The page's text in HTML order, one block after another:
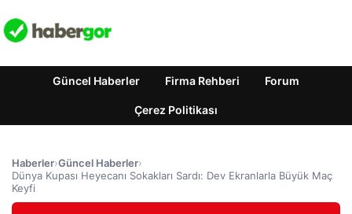
Güncel Haberler Firma Rehberi Forum
Çerez Politikası
Haberler›Güncel Haberler›
Dünya Kupası Heyecanı Sokakları Sardı: Dev Ekranlarla Büyük Maç
Keyfi